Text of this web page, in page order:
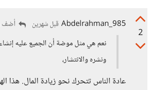
2
Abdelrahman_985 قبل شهرين
أضف
نعم هي مثل موضة أن الجميع عليه
ونشره والانتشار،
عادة الناس تتحرك نحو زيادة المال. هذا